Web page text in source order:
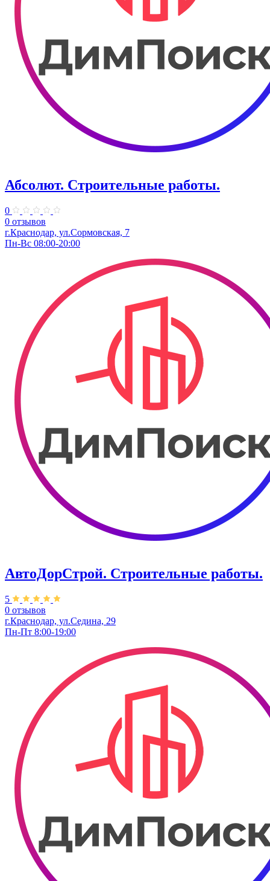
Абсолют. Строительные работы.
0
0 отзывов
г.Краснодар, ул.Сормовская, 7
Пн-Вс 08:00-20:00
АвтоДорСтрой. Строительные работы.
5
0 отзывов
г.Краснодар, ул.Седина, 29
Пн-Пт 8:00-19:00